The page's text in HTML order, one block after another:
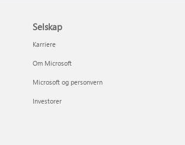
Selskap
Karriere
Om Microsoft
Microsoft og personvern
Investorer